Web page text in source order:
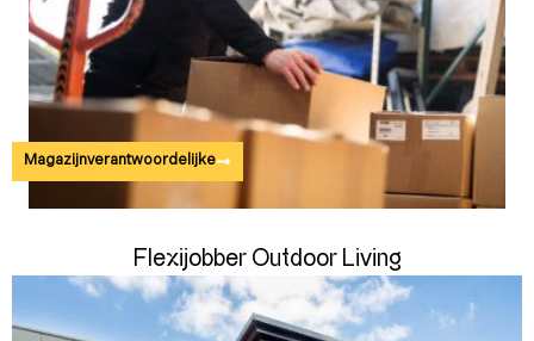
Magazijnverantwoordelijke
Flexijobber Outdoor Living